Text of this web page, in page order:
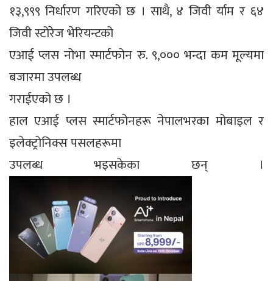
१३,९९९ निर्धारण गरिएको छ । साथै, ४ जिवी र्याम र ६४
जिवी स्टोरेज भेरियन्टको
एआई प्लस नोभा स्मार्टफोन रु. ९,००० भन्दा कम मूल्यमा
बजारमा उपलब्ध
गराईएको छ ।
हाल एआई प्लस स्मार्टफोनहरू नेपालभरका मोबाइल र
इलेक्ट्रोनिक्स पसलहरूमा
उपलब्ध भइसकेका छन् ।